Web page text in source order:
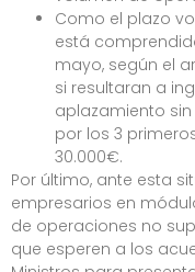
Como el plazo
está
mayo, según el
si resultaran a
aplazamiento
por los 3
30.000€.
Por último, ante esta
empresarios en
de operaciones no
que esperen a los